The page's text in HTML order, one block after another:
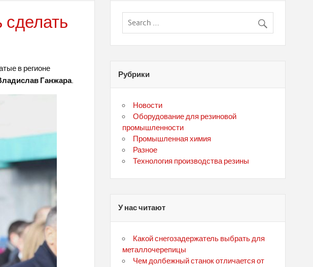
в регионе
Ганжара.
Рубрики
Новости
Оборудование для резиновой
промышленности
Промышленная химия
Разное
Технология производства резины
У нас читают
Какой снегозадержатель выбрать для
металлочерепицы
Чем долбежный станок отличается от